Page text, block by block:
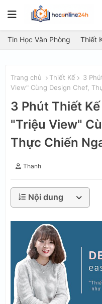
Tin Học Văn Phòng Thiết
Trang chủ Thiết Kế
3
View" Cùng Design Chef,
3 Phút Thiết
"Triệu View"
Thực Chiến
Thanh
Nội dung